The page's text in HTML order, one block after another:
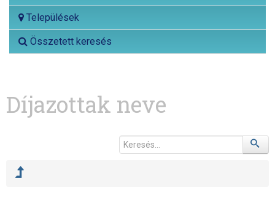
Települések
Összetett keresés
Díjazottak neve